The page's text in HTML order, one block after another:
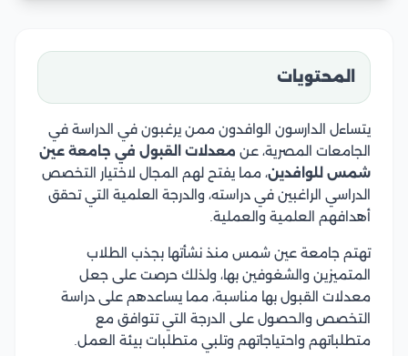
المحتويات
يتساءل الدارسون الوافدون ممن يرغبون في الدراسة في
الجامعات المصرية، عن معدلات القبول في جامعة عين
شمس للوافدين، مما يفتح لهم المجال لاختيار التخصص
الدراسي الراغبين في دراسته، والدرجة العلمية التي تحقق
أهدافهم العلمية والعملية.
تهتم جامعة عين شمس منذ نشأتها بجذب الطلاب
المتميزين والشغوفين بها، ولذلك حرصت على جعل
معدلات القبول بها مناسبة، مما يساعدهم على دراسة
التخصص والحصول على الدرجة التي تتوافق مع
متطلباتهم واحتياجاتهم وتلبي متطلبات بيئة العمل.